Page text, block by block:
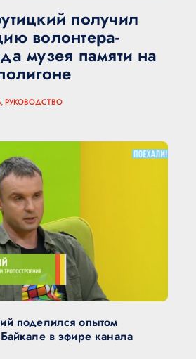
получил
волонтера-
музея памяти на
РУКОВОДСТВО
поделился опытом
в эфире канала